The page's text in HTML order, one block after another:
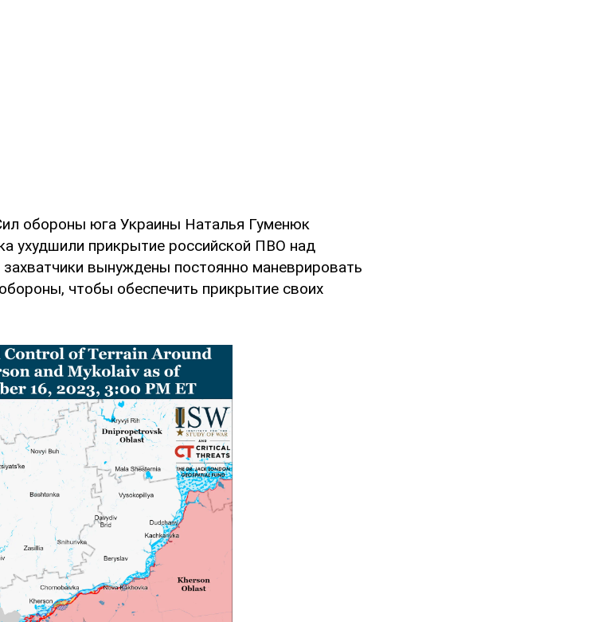
обороны юга Украины Наталья Гуменюк
ухудшили прикрытие российской ПВО над
вынуждены постоянно маневрировать
чтобы обеспечить прикрытие своих